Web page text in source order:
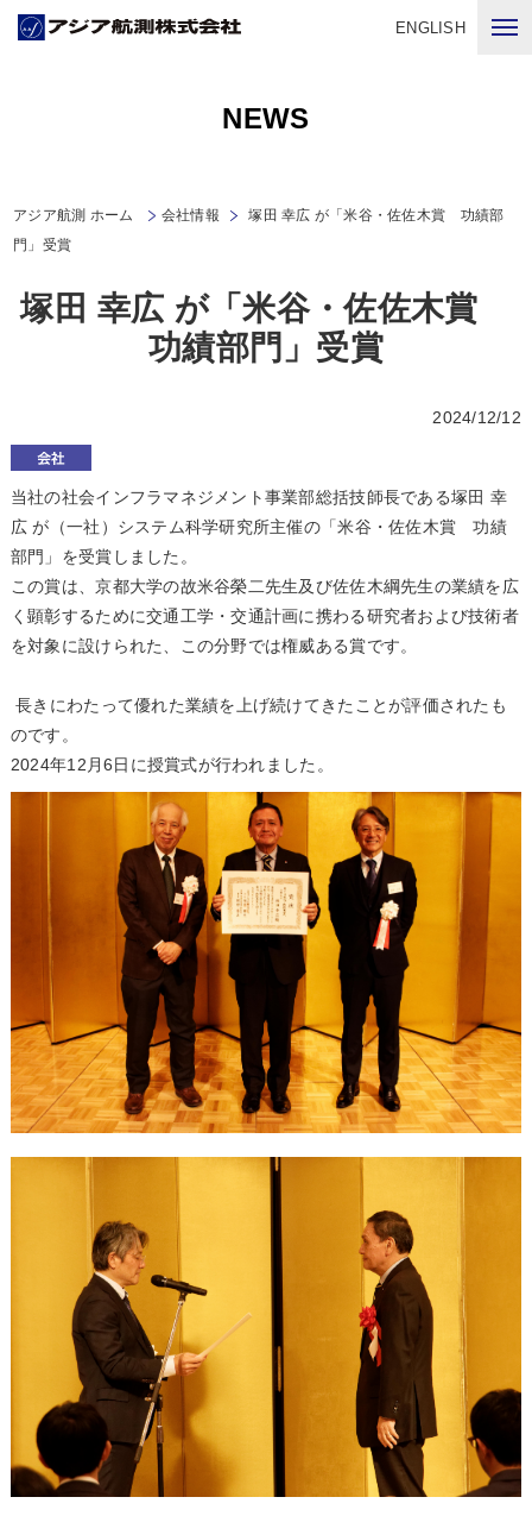
ENGLISH
NEWS
アジア航測 ホーム 会社情報
塚田 幸広 が「米谷・佐佐木賞 功績部
門」受賞
塚田 幸広 が「米谷・佐佐木賞
功績部門」受賞
2024/12/12
当社の社会インフラマネジメント事業部総括技師長である塚田 幸
広 が（一社）システム科学研究所主催の「米谷・佐佐木賞 功績
部門」を受賞しました。
この賞は、京都大学の故米谷榮二先生及び佐佐木綱先生の業績を広
く顕彰するために交通工学・交通計画に携わる研究者および技術者
を対象に設けられた、この分野では権威ある賞です。
長きにわたって優れた業績を上げ続けてきたことが評価されたも
のです。
2024年12月6日に授賞式が行われました。